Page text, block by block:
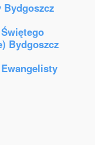
Bydgoszcz
Bydgoszcz